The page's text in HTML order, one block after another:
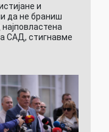
и
да не браниш
САД, стигнавме